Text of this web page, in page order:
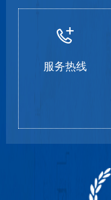
服务热线